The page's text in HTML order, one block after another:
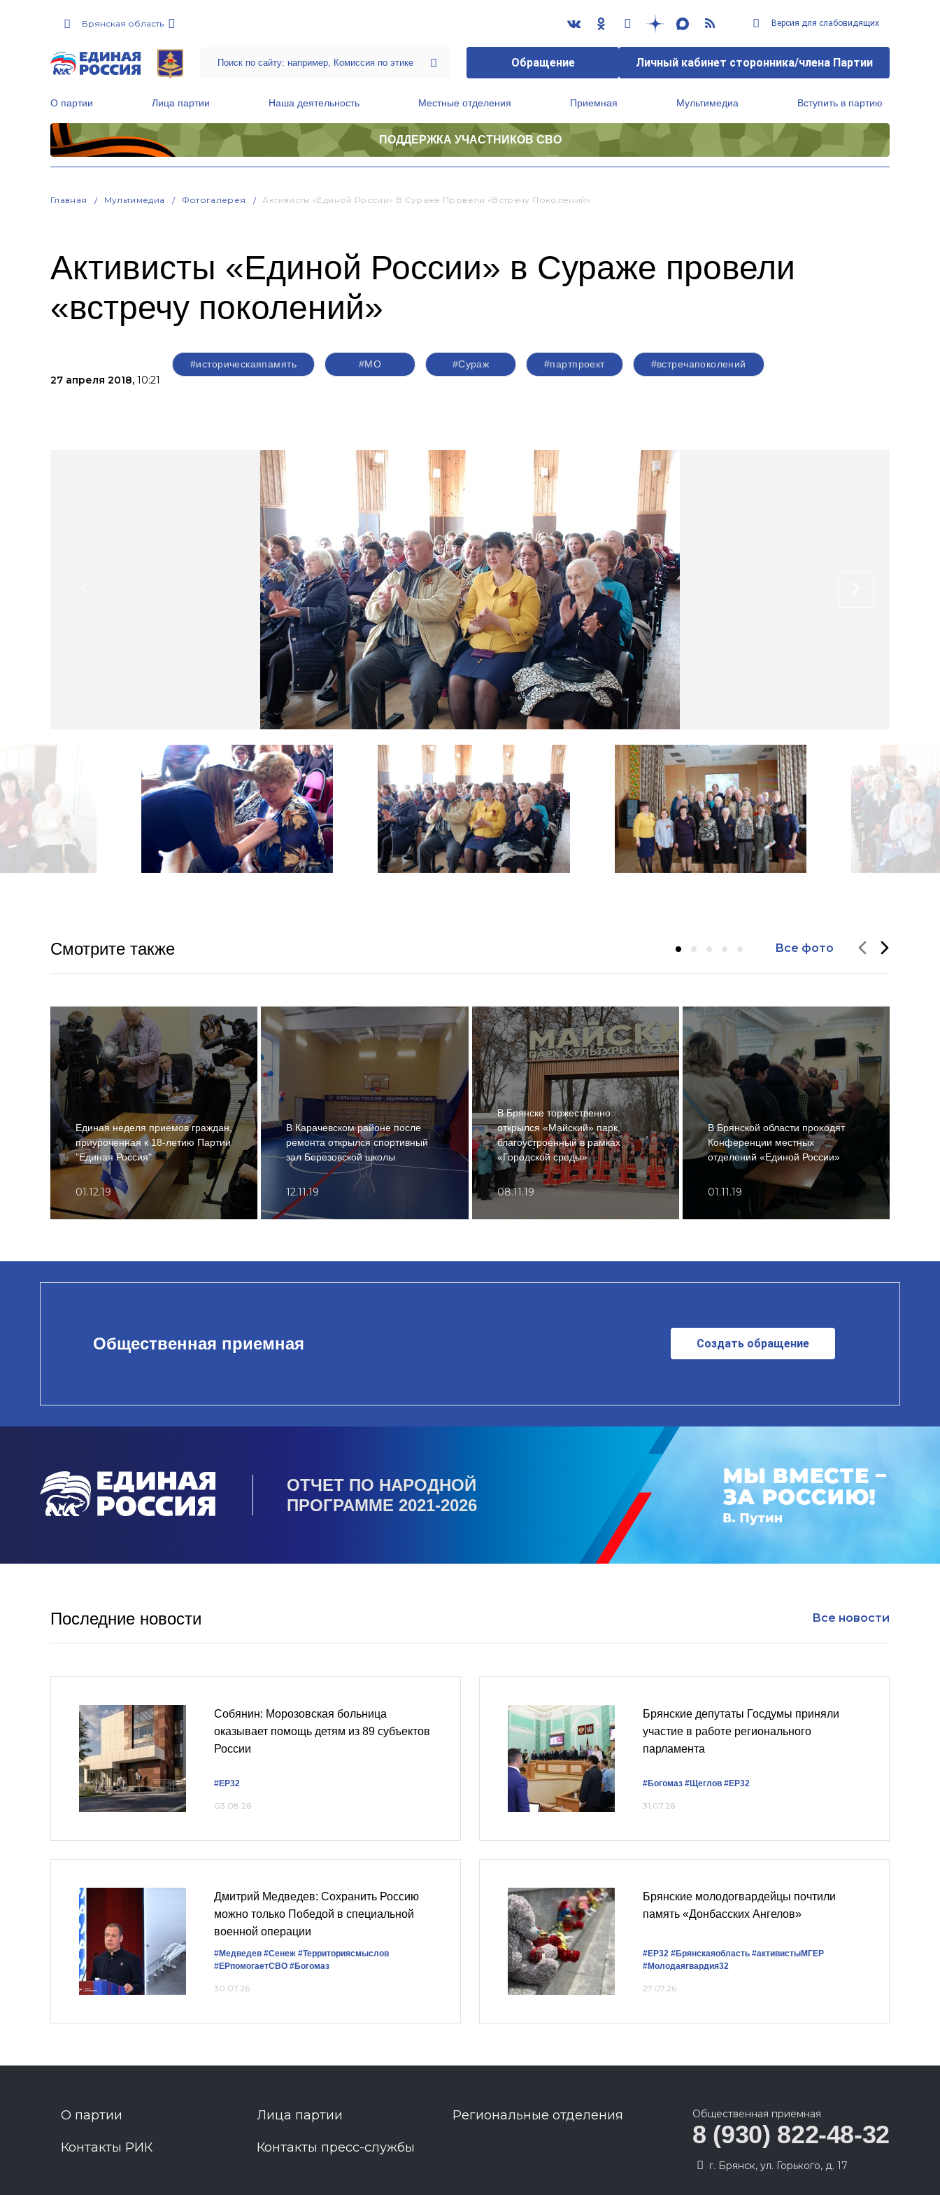
Брянская область Версия для слабовидящих
Обращение Личный кабинет сторонника/члена Партии
О партии Лица партии Наша деятельность Местные отделения Приемная Мультимедиа Вступить в партию
ПОДДЕРЖКА УЧАСТНИКОВ СВО
Главная Мультимедиа Фотогалерея Активисты «Единой России» В Сураже Провели «встречу Поколений»
Активисты «Единой России» в Сураже провели
«встречу поколений»
27 апреля 2018, 10:21
#историческаяпамять #МО #Сураж #партпроект #встречапоколений
Смотрите также Все фото
Единая неделя приемов граждан,
приуроченная к 18-летию Партии
"Единая Россия"
01.12.19
В Карачевском районе после
ремонта открылся спортивный
зал Березовской школы
12.11.19
В Брянске торжественно
открылся «Майский» парк,
благоустроенный в рамках
«Городской среды»
08.11.19
В Брянской области проходят
Конференции местных
отделений «Единой России»
01.11.19
Общественная приемная Создать обращение
ОТЧЕТ ПО НАРОДНОЙ
ПРОГРАММЕ 2021-2026
Последние новости Все новости
Собянин: Морозовская больница
оказывает помощь детям из 89 субъектов
России
#ЕР32
03.08.26
Брянские депутаты Госдумы приняли
участие в работе регионального
парламента
#Богомаз #Щеглов #ЕР32
31.07.26
Дмитрий Медведев: Сохранить Россию
можно только Победой в специальной
военной операции
#Медведев #Сенеж #Территориясмыслов
#ЕРпомогаетСВО #Богомаз
30.07.26
Брянские молодогвардейцы почтили
память «Донбасских Ангелов»
#ЕР32 #Брянскаяобласть #активистыМГЕР
#Молодаягвардия32
27.07.26
О партии Лица партии Региональные отделения
Контакты РИК Контакты пресс-службы
Общественная приемная
8 (930) 822-48-32
г. Брянск, ул. Горького, д. 17